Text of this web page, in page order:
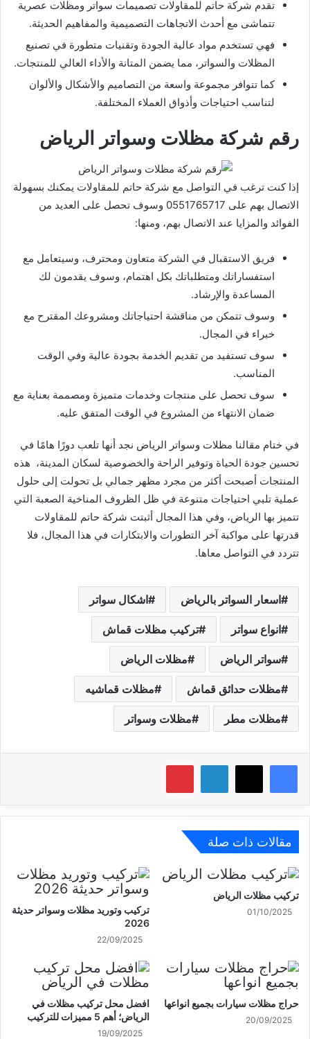
تقدم شركة حاتم للمقاولات تصميمات سواتر ومظلات عصرية
تتماشى مع أحدث الاتجاهات التصميمية والمفاهيم الحديثة.
فهي تستخدم مواد عالية الجودة وتقنيات متطورة في تصنيع
المظلات والسواتر، مما يضمن المتانة والأداء العالي للمنتجات.
كما تتوافر مجموعة واسعة من التصاميم والأشكال والألوان
لتناسب احتياجات وأذواق العملاء المختلفة.
رقم شركة مظلات وسواتر الرياض
إذا كنت ترغب في التواصل مع شركة حاتم للمقاولات يمكنك بسهولة
الاتصال بهم على 0551765717 وسوف تحصل على العديد من
الفوائد والمزايا عند الاتصال بهم، ومنها:
فريق الاستقبال في الشركة متعاون ومحترف، وسيتعامل مع
استفساراتك ومتطلباتك بكل اهتمام، وسوف يقدمون لك
المساعدة والإرشاد.
وسوف تتمكن من مناقشة احتياجاتك ومشروعك المقترح مع
خبراء في المجال.
سوف تستفيد من تقديم الخدمة بجودة عالية وفي الوقت
المناسب.
سوف تحصل على منتجات وخدمات متميزة ومصممة بعناية مع
ضمان الانتهاء من المشروع في الوقت المتفق عليه.
في ختام مقالنا مظلات وسواتر الرياض نجد أنها تلعب دورًا هامًا في
تحسين جودة الحياة وتوفير الراحة والخصوصية لسكان المدينة، هذه
المنتجات أصبحت أكثر من مجرد مظهر جمالي بل تحولت إلى حلول
عملية تلبي احتياجات متنوعة في ظل الظروف المناخية الصعبة التي
تتميز بها الرياض، وفي هذا المجال أثبتت شركة حاتم للمقاولات
قدرتها على مواكبة آخر التطورات والابتكارات في هذا المجال، فلا
تتردد في التواصل معاها.
اسعار السواتر بالرياض اشكال سواتر
انواع سواتر تركيب مظلات قماش
سواتر الرياض مظلات الرياض
مظلات حدائق قماش مظلات قماشيه
مظلات مطر مظلات وسواتر
فيسبوك
X لينكدإنبينتيريست
مقالات ذات صلة
تركيب مظلات الرياض
01/10/2025
تركيب وتوريد مظلات وسواتر حديثة
2026
22/09/2025
حراج مظلات سيارات بجميع انواعها
20/09/2025
افضل محل تركيب مظلات في
الرياض؛ أهم 5 مميزات للتركيب
19/09/2025